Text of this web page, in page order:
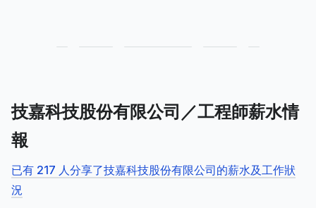
技嘉科技股份有限公司／工程師薪水情
報
已有 217 人分享了技嘉科技股份有限公司的薪水及工作狀
況